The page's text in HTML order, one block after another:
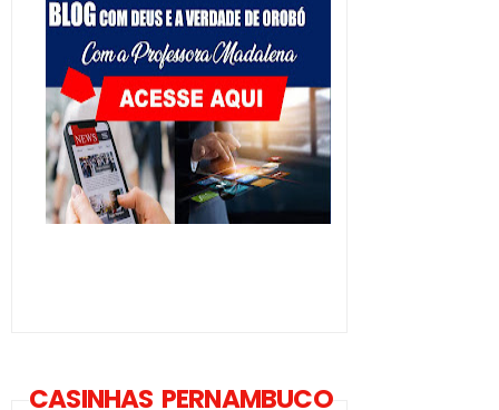
CASINHAS PERNAMBUCO